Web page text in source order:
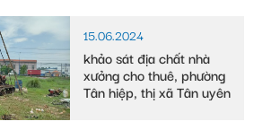
15.06.2024
khảo sát địa chất nhà
xưởng cho thuê, phường
Tân hiệp, thị xã Tân uyên